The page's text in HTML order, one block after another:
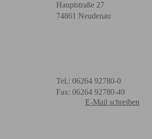
Hauptstraße 27
74861 Neudenau
Tel.: 06264 92780-0
Fax: 06264 92780-49
E-Mail schreiben